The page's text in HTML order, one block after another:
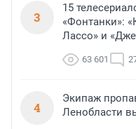
3
15
«Фонтанки»:
Лассо» и
63 601
4
Экипаж
Ленобласти